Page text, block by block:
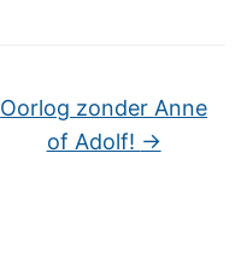
Oorlog zonder Anne
of Adolf! →